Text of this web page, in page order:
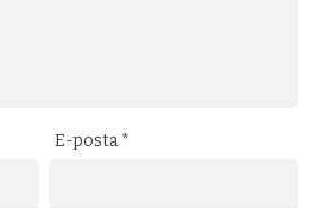
E-posta *